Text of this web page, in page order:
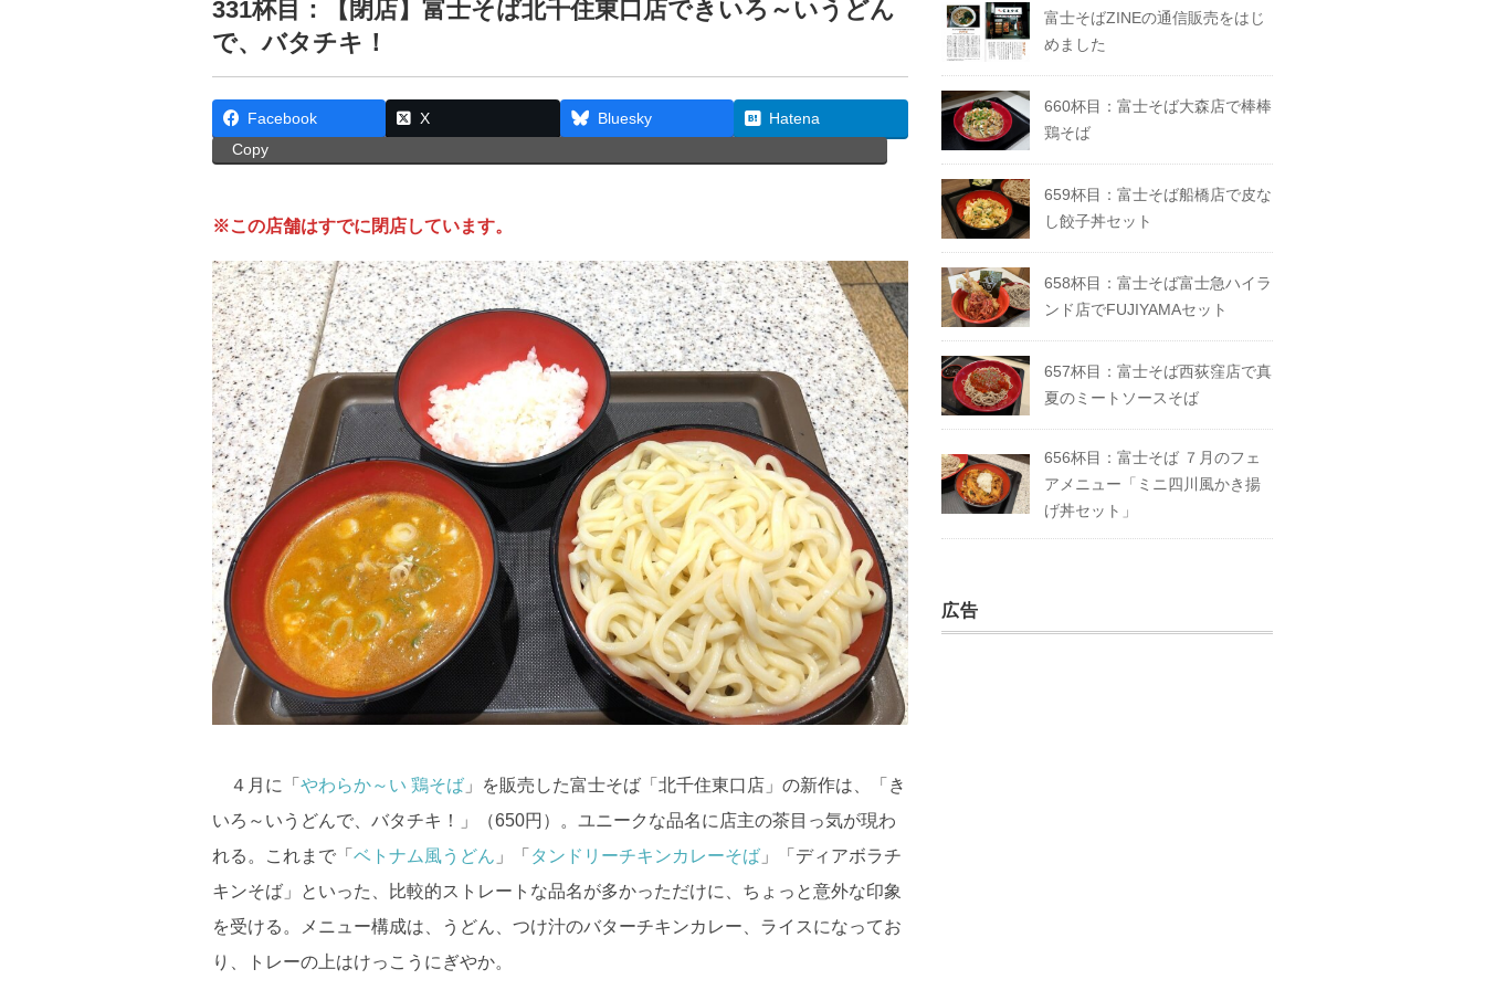
331杯目：【閉店】富士そば北千住東口店できいろ～いうどん
で、バタチキ！
Facebook X Bluesky
Hatena
Copy
※この店舗はすでに閉店しています。
４月に「 やわらか～い 鶏そば 」を販売した富士そば「北千住東口店」の新作は、「き
いろ～いうどんで、バタチキ！」（650円）。ユニークな品名に店主の茶目っ気が現わ
れる。これまで「 ベトナム風うどん 」「 タンドリーチキンカレーそば 」「ディアボラチ
キンそば」といった、比較的ストレートな品名が多かっただけに、ちょっと意外な印象
を受ける。メニュー構成は、うどん、つけ汁のバターチキンカレー、ライスになってお
り、トレーの上はけっこうにぎやか。
富士そばZINEの通信販売をはじ
めました
660杯目：富士そば大森店で棒棒
鶏そば
659杯目：富士そば船橋店で皮な
し餃子丼セット
658杯目：富士そば富士急ハイラ
ンド店でFUJIYAMAセット
657杯目：富士そば西荻窪店で真
夏のミートソースそば
656杯目：富士そば ７月のフェ
アメニュー「ミニ四川風かき揚
げ丼セット」
広告